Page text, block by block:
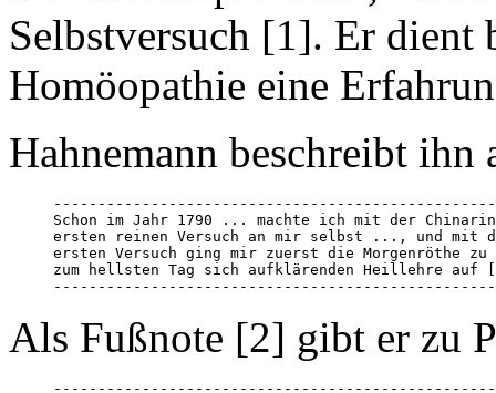
Selbstversuch [1]. Er dient
Homöopathie eine
Hahnemann beschreibt ihn
Schon im Jahr 1790 ... machte ich mit der
ersten reinen Versuch an mir selbst ..., und mit
ersten Versuch ging mir zuerst die Morgenröthe
zum hellsten Tag sich aufklärenden Heillehre
Als Fußnote [2] gibt er zu